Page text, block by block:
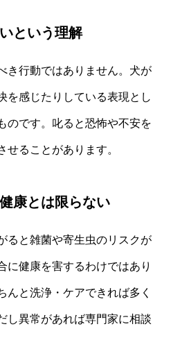
という理解
き行動ではありません。犬が
を感じたりしている表現とし
のです。叱ると恐怖や不安を
せることがあります。
康とは限らない
ると雑菌や寄生虫のリスクが
に健康を害するわけではあり
んと洗浄・ケアできれば多く
し異常があれば専門家に相談